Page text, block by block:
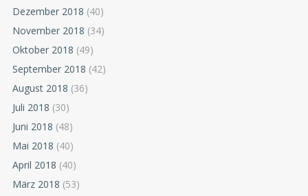
Dezember 2018 (40)
November 2018 (34)
Oktober 2018 (49)
September 2018 (42)
August 2018 (36)
Juli 2018 (30)
Juni 2018 (48)
Mai 2018 (40)
April 2018 (40)
März 2018 (53)